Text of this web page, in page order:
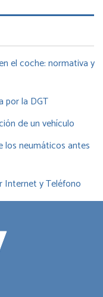
el coche: normativa y
por la DGT
de un vehículo
los neumáticos antes
Internet y Teléfono